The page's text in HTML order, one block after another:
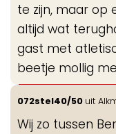
te zijn, maar op
altijd wat
gast met
beetje mollig
072stel40/50 uit
Wij zo tussen